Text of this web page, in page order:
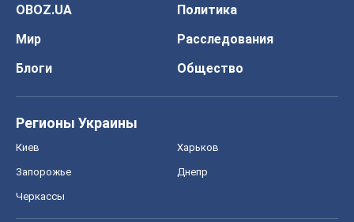
OBOZ.UA
Политика
Мир
Расследования
Блоги
Общество
Регионы Украины
Киев Харьков
Запорожье Днепр
Черкассы